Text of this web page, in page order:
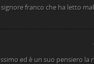
franco che ha letto
ed è un suo pensiero